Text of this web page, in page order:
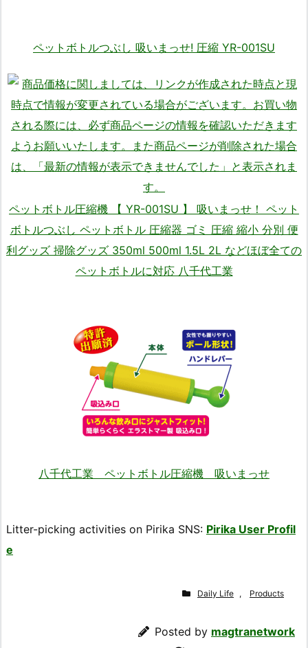
ペットボトルつぶし 吸いまっせ! 圧縮 YR-001SU
ペットボトル圧縮機 【 YR-001SU 】 吸いまっせ！ ペット
ボトルつぶし ペットボトル 圧縮器 ゴミ 圧縮 縮小 分別 便
利グッズ 掃除グッズ 350ml 500ml 1.5L 2L などほぼ全ての
ペットボトルに対応 八千代工業
八千代工業 ペットボトル圧縮機 吸いまっせ
Litter-picking activities on Pirika SNS: Pirika User Profil
e
Daily Life , Products
Posted by magtranetwork